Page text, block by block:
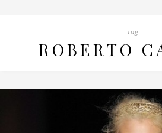
Tag
ROBERTO